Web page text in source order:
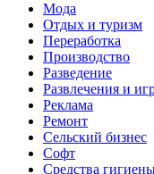
Мода
Отдых и туризм
Переработка
Производство
Разведение
Развлечения и
Реклама
Ремонт
Сельский бизнес
Софт
Средства